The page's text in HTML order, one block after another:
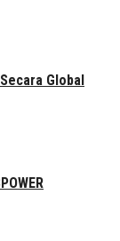
Global
POWER